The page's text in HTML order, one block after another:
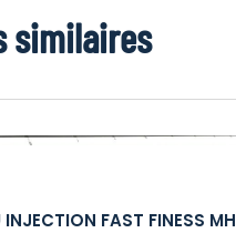
similaires
INJECTION FAST FINESS MH